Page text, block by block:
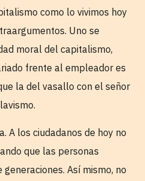
como lo vivimos hoy
Uno se
moral del capitalismo,
frente al empleador es
la del vasallo con el señor
A los ciudadanos de hoy no
que las personas
Así mismo, no